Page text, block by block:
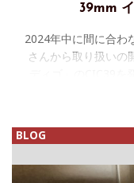
39mm
2024年中に間に合わ
さんから取り扱いの
密裏に進められて
BLOG